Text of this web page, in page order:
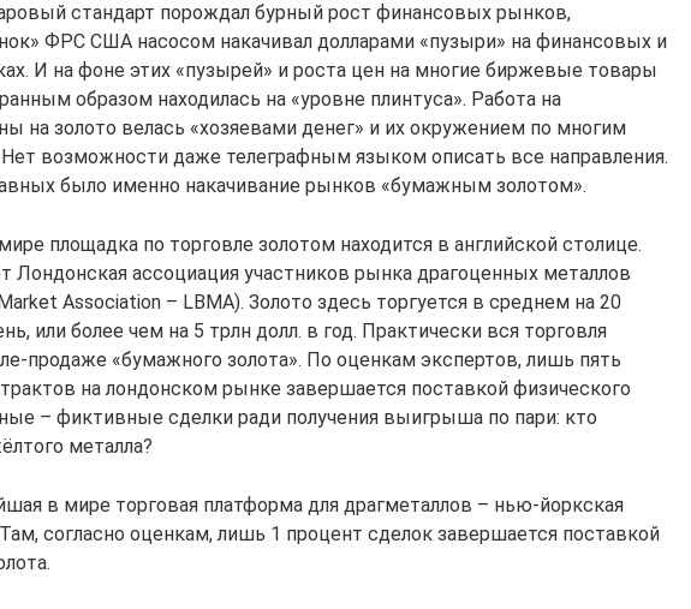
стандарт порождал бурный рост финансовых рынков,
ФРС США насосом накачивал долларами «пузыри» на финансовых и
И на фоне этих «пузырей» и роста цен на многие биржевые товары
образом находилась на «уровне плинтуса». Работа на
на золото велась «хозяевами денег» и их окружением по многим
Нет возможности даже телеграфным языком описать все направления.
было именно накачивание рынков «бумажным золотом».
площадка по торговле золотом находится в английской столице.
Лондонская ассоциация участников рынка драгоценных металлов
Association – LBMA). Золото здесь торгуется в среднем на 20
или более чем на 5 трлн долл. в год. Практически вся торговля
продаже «бумажного золота». По оценкам экспертов, лишь пять
на лондонском рынке завершается поставкой физического
– фиктивные сделки ради получения выигрыша по пари: кто
металла?
в мире торговая платформа для драгметаллов – нью-йоркская
согласно оценкам, лишь 1 процент сделок завершается поставкой